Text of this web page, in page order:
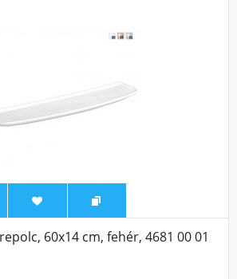
Alföldi Bázis piperepolc, 60x14 cm, fehér, 4681 00 01